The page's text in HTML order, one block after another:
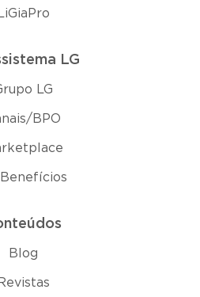
LiGiaPro
LG
LG
BPO
Benefícios
Blog
Revistas